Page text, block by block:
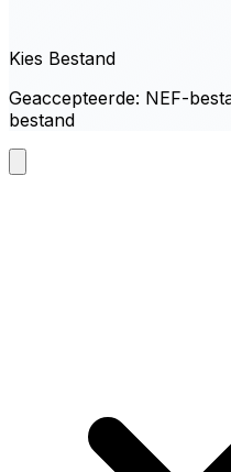
Kies Bestand
Geaccepteerde: NEF-
bestand